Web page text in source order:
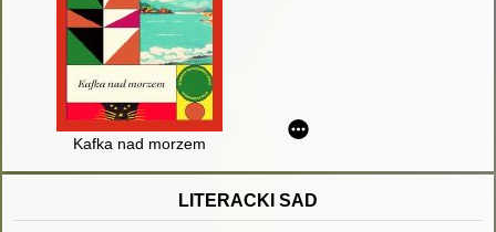
Kafka nad morzem
LITERACKI SAD